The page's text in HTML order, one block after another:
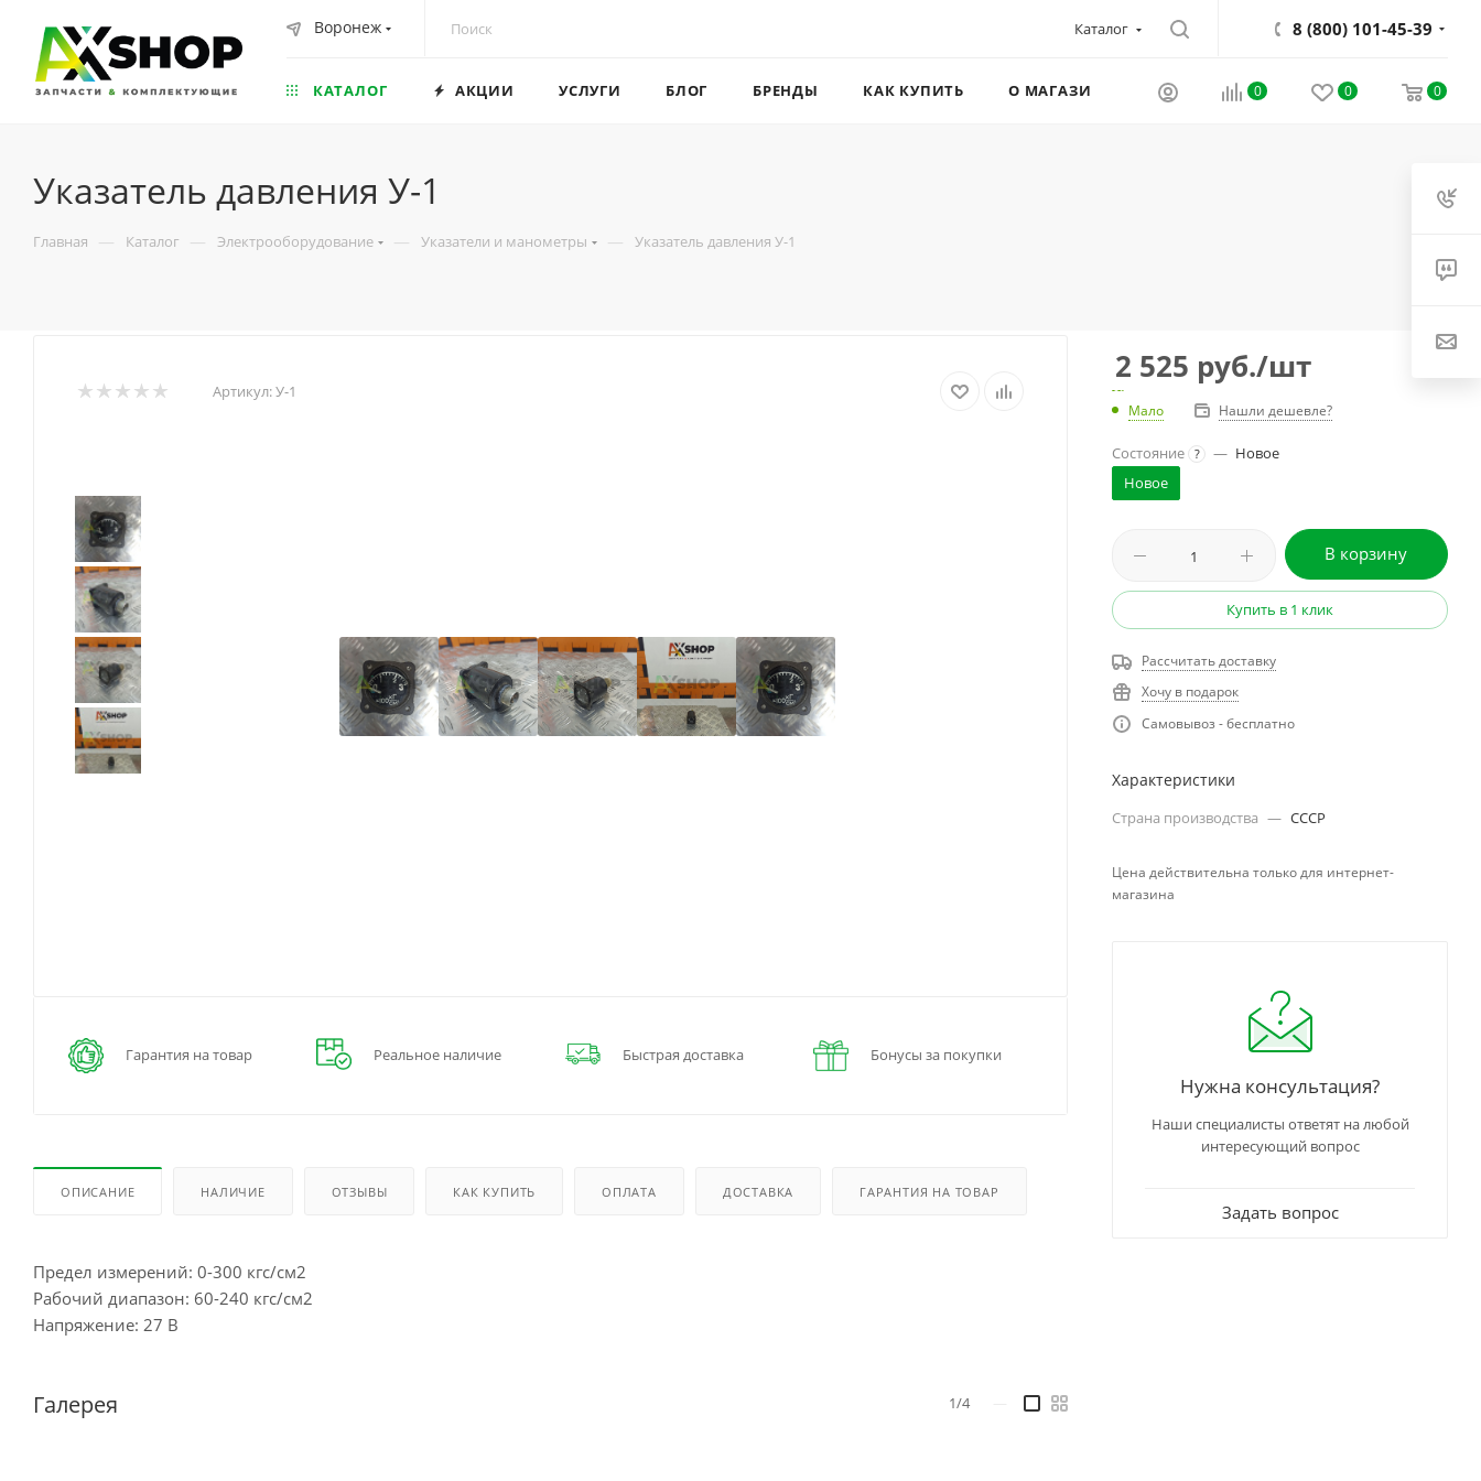
Воронеж Каталог 8 (800) 101-45-39
0 0 0
КАТАЛОГ АКЦИИ УСЛУГИ БЛОГ БРЕНДЫ КАК КУПИТЬ О МАГАЗИНЕ
Указатель давления У-1
Главная — Каталог — Электрооборудование — Указатели и манометры — Указатель давления У-1
Артикул:У-1
Гарантия на товар Реальное наличие Быстрая доставка Бонусы за покупки
ОПИСАНИЕ НАЛИЧИЕ ОТЗЫВЫ КАК КУПИТЬ ОПЛАТА ДОСТАВКА ГАРАНТИЯ НА ТОВАР
Предел измерений: 0-300 кгс/см2
Рабочий диапазон: 60-240 кгс/см2
Напряжение: 27 В
Галерея 1/4
2 525 руб./шт
Мало Нашли дешевле?
Состояние ? — Новое
Новое
В корзину
Купить в 1 клик
Рассчитать доставку
Хочу в подарок
Самовывоз - бесплатно
Характеристики
Страна производства — СССР
Цена действительна только для интернет-
магазина
Нужна консультация?
Наши специалисты ответят на любой
интересующий вопрос
Задать вопрос